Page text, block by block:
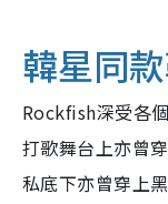
韓星同
Rockfish深受各
打歌舞台上亦曾
私底下亦曾穿上